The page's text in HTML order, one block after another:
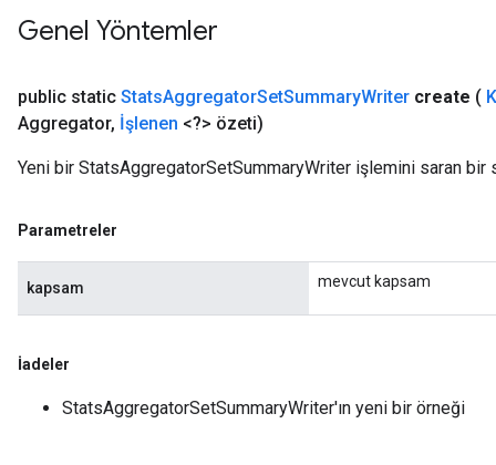
Genel Yöntemler
public static StatsAggregatorSetSummaryWriter create (
Aggregator, İşlenen <?> özeti)
Yeni bir StatsAggregatorSetSummaryWriter işlemini saran bir
Parametreler
kapsam mevcut kapsam
İadeler
StatsAggregatorSetSummaryWriter'ın yeni bir örneği